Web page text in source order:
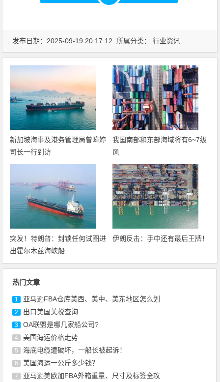
发布日期：2025-09-19 20:17:12 所属分类：行业资讯
新加坡海事及港务管理局曾暐婷
司长一行到访
我国南部和东部海域将有6~7级
风
突发！特朗普：封锁任何试图进
出霍尔木兹海峡船
伊朗反击：手中还有最后王牌！
热门文章
1 亚马逊FBA仓库美西、美中、美东地区怎么划
2 出口美国关税查询
3 OA联盟是哪几家船公司?
4 美国海运价格走势
5 海底电缆遭破坏，一船长被起诉！
6 美国海运一公斤多少钱？
7 亚马逊美欧加FBA外箱重量、尺寸及标签全攻